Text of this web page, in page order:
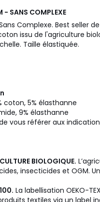
SANS COMPLEXE
Complexe. Best seller
issu de l'agriculture
Taille élastiquée.
coton, 5% élasthanne
9% élasthanne
vous référer aux
BIOLOGIQUE.
insecticides et OGM.
La labellisation OEKO-
textiles via un label